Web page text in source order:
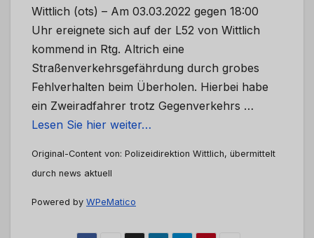
Wittlich (ots) – Am 03.03.2022 gegen 18:00
Uhr ereignete sich auf der L52 von Wittlich
kommend in Rtg. Altrich eine
Straßenverkehrsgefährdung durch grobes
Fehlverhalten beim Überholen. Hierbei habe
ein Zweiradfahrer trotz Gegenverkehrs …
Lesen Sie hier weiter…
Original-Content von: Polizeidirektion Wittlich, übermittelt
durch news aktuell
Powered by WPeMatico